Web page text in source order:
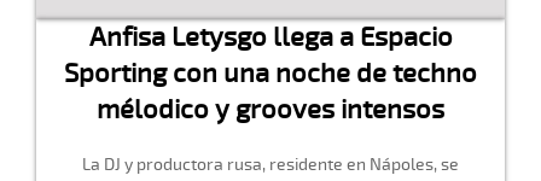
Anfisa Letysgo llega a Espacio
Sporting con una noche de techno
mélodico y grooves intensos
La DJ y productora rusa, residente en Nápoles, se